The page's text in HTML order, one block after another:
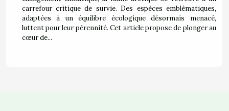
carrefour critique de survie. Des espèces emblématiques,
adaptées à un équilibre écologique désormais menacé,
luttent pour leur pérennité. Cet article propose de plonger au
cœur de...